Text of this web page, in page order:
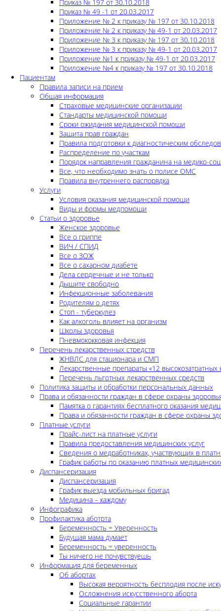
Приказ № 197 от 30.10.2018
Приказ № 49 -1 от 20.03.2017
Приложение № 2 к приказу № 197 от 30.10.2018
Приложение № 2 к приказу № 49-1 от 20.03.2017
Приложение № 3 к приказу № 197 от 30.10.2018
Приложение № 3 к приказу № 49-1 от 20.03.2017
Приложение №1 к приказу № 49-1 от 20.03.2017
Приложение №4 к приказу № 197 от 30.10.2018
Пациентам
Правила записи на прием
Общая информация
Страховые медицинские организации
Стандарты медицинской помощи
Сроки ожидания медицинской помощи
Защита прав граждан
Правила подготовки к диагностическим
Распределение по участкам
Порядок направления гражданина на медико-
Все, что необходимо знать о полисе ОМС
Правила внутреннего распорядка
Услуги
Условия оказания медицинской помощи
Виды и формы медпомощи
Статьи о здоровье
Женское здоровье
Все о гриппе
ВИЧ / СПИД
Все о ЗОЖ
Все о сахарном диабете
Дела сердечные и не только
Дышите свободно
Инфекционные заболевания
Родителям о детях
Стоп - туберкулез
Как алкоголь влияет на организм
Школы здоровья
Пневмококковая инфекция
Перечень лекарственных стредств
ЖНВЛС для стационара и СМП
Лекарственные препараты «12 высокозатратных
Перечень льготных лекарственных средств
Политика защиты и обработки персональных данных
Права и обязанности граждан в сфере охраны
Памятка о гарантиях бесплатного оказания
Права и обязанности граждан в сфере охраны
Платные услуги
Прайс-лист на платные услуги
Правила предоставления медицинских услуг
Сведения о медработниках, участвующих в
График работы по оказанию платных
Диспансеризация
Диспансеризация
График выезда мобильных бригад
Медицина – каждому
Инфографика
Профилактика аботрта
Беременность = Уверенность
Будущая мама думает
Беременность = уверенность
Ты ничего не почувствуешь
Информация для беременных
Об абортах
Высокая вероятность бесплодия после
Осложнения искусственного аборта
Социальные гарантии